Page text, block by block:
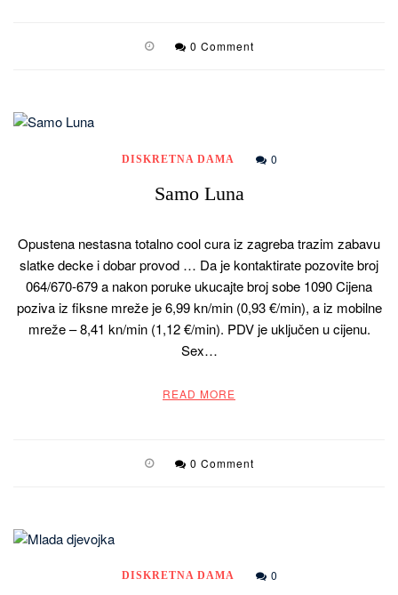
0 Comment
DISKRETNA DAMA 0
Samo Luna
Opustena nestasna totalno cool cura iz zagreba trazim zabavu
slatke decke i dobar provod … Da je kontaktirate pozovite broj
064/670-679 a nakon poruke ukucajte broj sobe 1090 Cijena
poziva iz fiksne mreže je 6,99 kn/min (0,93 €/min), a iz mobilne
mreže – 8,41 kn/min (1,12 €/min). PDV je uključen u cijenu.
Sex…
READ MORE
0 Comment
DISKRETNA DAMA 0